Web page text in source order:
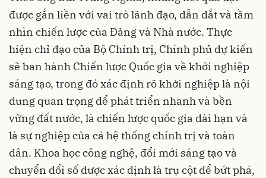
được gắn liền với vai trò lãnh đạo, dẫn dắt và tầm
nhìn chiến lược của Đảng và Nhà nước. Thực
hiện chỉ đạo của Bộ Chính trị, Chính phủ dự kiến
sẽ ban hành Chiến lược Quốc gia về khởi nghiệp
sáng tạo, trong đó xác định rõ khởi nghiệp là nội
dung quan trọng để phát triển nhanh và bền
vững đất nước, là chiến lược quốc gia dài hạn và
là sự nghiệp của cả hệ thống chính trị và toàn
dân. Khoa học công nghệ, đổi mới sáng tạo và
chuyển đổi số được xác định là trụ cột để bứt phá,